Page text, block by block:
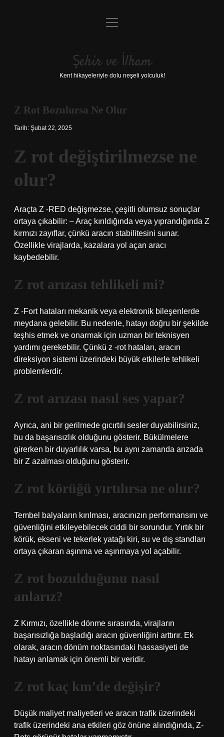
Anasayfa
Yasal Uyarı
menüyü
Şehir ve İlham
Kent hikayeleriyle dolu neşeli yolculuk!
Z Rot Bozulursa Ne Olur
Tarih: Şubat 22, 2025
Z rot değiştirilmezse ne
olur?
Araçta Z -RED değişmezse, çeşitli olumsuz sonuçlar
ortaya çıkabilir: – Araç kırıldığında veya yıprandığında Z
kırmızı zayıflar, çünkü aracın stabilitesini sunar.
Özellikle virajlarda, kazalara yol açan aracı
kaybedebilir.
Z rot arızası tehlikeli mi?
Z -Fort hataları mekanik veya elektronik bileşenlerde
meydana gelebilir. Bu nedenle, hatayı doğru bir şekilde
teşhis etmek ve onarmak için uzman bir teknisyen
yardımı gerekebilir. Çünkü z -rot hataları, aracın
direksiyon sistemi üzerindeki büyük etkilerle tehlikeli
problemlerdir.
Z rot arızası nasıl ses yapar?
Ayrıca, ani bir gerilmede gıcırtılı sesler duyabilirsiniz,
bu da başarısızlık olduğunu gösterir. Bükülmelere
girerken bir duyarlılık varsa, bu aynı zamanda arızada
bir Z azalması olduğunu gösterir.
Z rot körüğü yırtılırsa ne olur?
Tembel balyaların kırılması, aracınızın performansını ve
güvenliğini etkileyebilecek ciddi bir sorundur. Yırtık bir
körük, ekseni ve tekerlek yatağı kiri, su ve dış standları
ortaya çıkaran aşınma ve aşınmaya yol açabilir.
Z rot bozulduğunu nasıl
anlarız?
Z Kırmızı, özellikle dönme sırasında, virajların
başarısızlığa başladığı aracın güvenliğini arttırır. Ek
olarak, aracın dönüm noktasındaki hassasiyeti de
hatayı anlamak için önemli bir veridir.
Z rot kaç km’de değişir?
Düşük maliyet maliyetleri ve aracın trafik üzerindeki
trafik üzerindeki ana etkileri göz önüne alındığında, Z-